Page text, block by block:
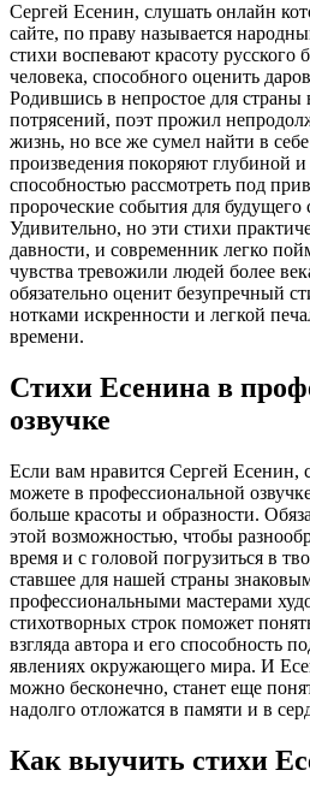
Сергей Есенин, слушать онлайн
сайте, по праву называется
стихи воспевают красоту
человека, способного оценить
Родившись в непростое для
потрясений, поэт прожил
жизнь, но все же сумел найти в
произведения покоряют глубиной
способностью рассмотреть под
пророческие события для
Удивительно, но эти стихи
давности, и современник легко
чувства тревожили людей более
обязательно оценит безупречный
нотками искренности и легкой
времени.
Стихи Есенина в
озвучке
Если вам нравится Сергей Есенин,
можете в профессиональной
больше красоты и образности.
этой возможностью, чтобы
время и с головой погрузиться в
ставшее для нашей страны
профессиональными мастерами
стихотворных строк поможет
взгляда автора и его способность
явлениях окружающего мира. И
можно бесконечно, станет еще
надолго отложатся в памяти и в
Как выучить стихи